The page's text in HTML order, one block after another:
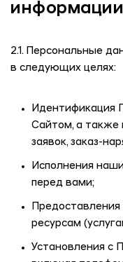
информации
2.1. Персональные
в следующих целях:
Идентификация
Сайтом, а также
заявок, заказ-
Исполнения
перед вами;
ресурсам
Установления с